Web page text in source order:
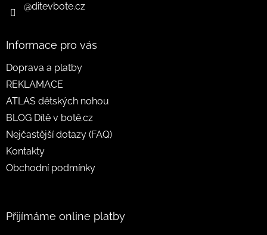
@ditevbote.cz
Informace pro vás
Doprava a platby
REKLAMACE
ATLAS dětských nohou
BLOG Dítě v botě.cz
Nejčastější dotazy (FAQ)
Kontakty
Obchodní podmínky
Přijímáme online platby